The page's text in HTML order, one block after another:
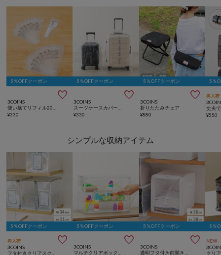
5％OFFクーポン

3COINS
¥330
5％OFFクーポン

3COINS
¥330
5％OFFクーポン

3COINS
折りたたみチェア
¥880
5％
再入荷
¥550
シンプルな収納アイテム
5％OFFクーポン
再入荷 
3COINS
5％OFFクーポン

3COINS
5％OFFクーポン

3COINS
5％
NEW